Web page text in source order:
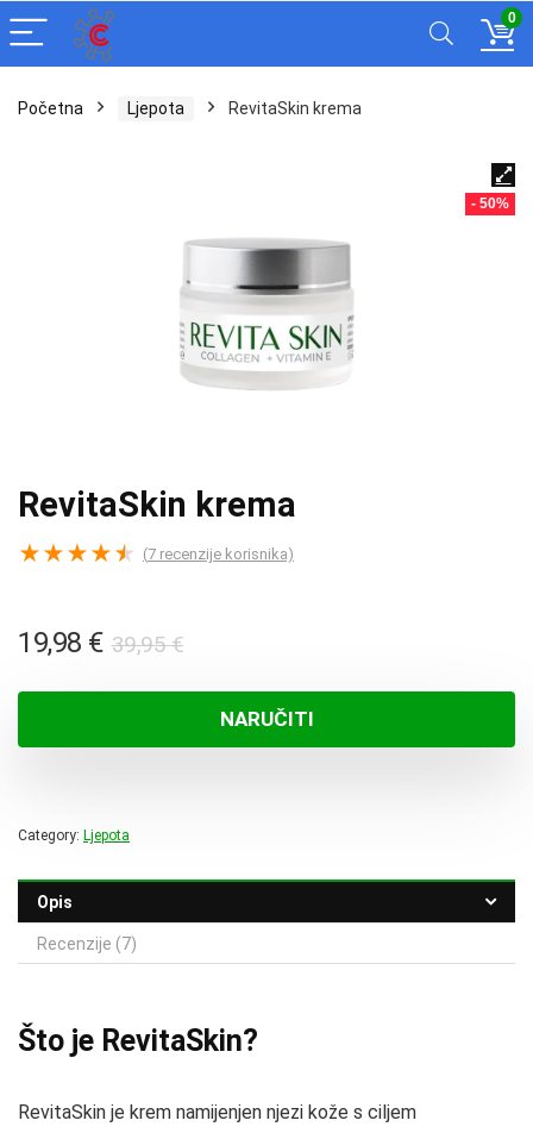
0
Početna Ljepota RevitaSkin krema
- 50%
RevitaSkin krema
★★★★★ (7 recenzije korisnika)
39,95€Izvorna
bila
je:
19,98 €
Trenutna
19,98 €.
NARUČITI
Category: Ljepota
Opis
Recenzije (7)
Što je RevitaSkin?
RevitaSkin je krem namijenjen njezi kože s ciljem